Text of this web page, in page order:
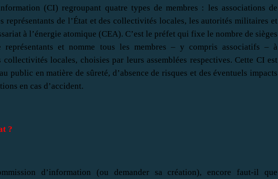
(CI) regroupant quatre types de membres : les associations de
représentants de l’État et des collectivités locales, les autorités militaires et
à l’énergie atomique (CEA). C’est le préfet qui fixe le nombre de sièges
représentants et nomme tous les membres – y compris associatifs – à
collectivités locales, choisies par leurs assemblées respectives. Cette CI est
public en matière de sûreté, d’absence de risques et des éventuels impacts
en cas d’accident.
?
d’information (ou demander sa création), encore faut-il que